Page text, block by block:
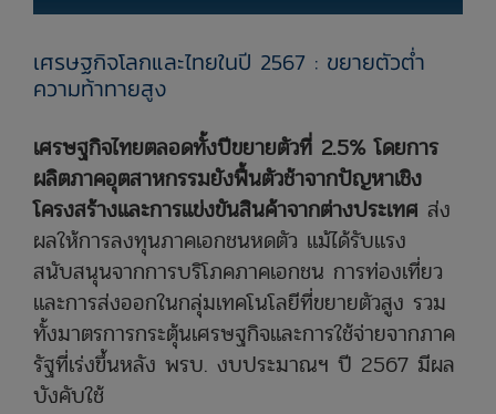
เศรษฐกิจโลกและไทยในปี 2567 : ขยายตัวต่ำ
ความท้าทายสูง
เศรษฐกิจไทยตลอดทั้งปีขยายตัวที่ 2.5% โดยการ
ผลิตภาคอุตสาหกรรมยังฟื้นตัวช้าจากปัญหาเชิง
โครงสร้างและการแข่งขันสินค้าจากต่างประเทศ ส่ง
ผลให้การลงทุนภาคเอกชนหดตัว แม้ได้รับแรง
สนับสนุนจากการบริโภคภาคเอกชน การท่องเที่ยว
และการส่งออกในกลุ่มเทคโนโลยีที่ขยายตัวสูง รวม
ทั้งมาตรการกระตุ้นเศรษฐกิจและการใช้จ่ายจากภาค
รัฐที่เร่งขึ้นหลัง พรบ. งบประมาณฯ ปี 2567 มีผล
บังคับใช้